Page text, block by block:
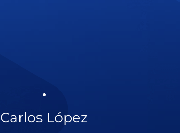
Carlos López